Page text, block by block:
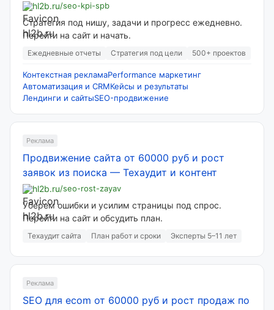
hl2b.ru/seo-kpi-spb
Стратегия под нишу, задачи и прогресс ежедневно.
Перейти на сайт и начать.
Ежедневные отчеты Стратегия под цели 500+ проектов
Контекстная рекламаPerformance маркетинг
Автоматизация и CRMКейсы и результаты
Лендинги и сайтыSEO-продвижение
Реклама
Продвижение сайта от 60000 руб и рост
заявок из поиска — Техаудит и контент
hl2b.ru/seo-rost-zayav
Уберем ошибки и усилим страницы под спрос.
Перейти на сайт и обсудить план.
Техаудит сайта План работ и сроки Эксперты 5–11 лет
Реклама
SEO для ecom от 60000 руб и рост продаж по